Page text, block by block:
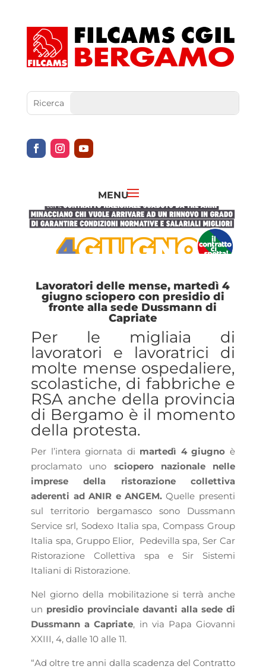
Lavoratori delle mense, martedì 4
giugno sciopero con presidio di
fronte alla sede Dussmann di
Capriate
Per le migliaia di
lavoratori e lavoratrici di
molte mense ospedaliere,
scolastiche, di fabbriche e
RSA anche della provincia
di Bergamo è il momento
della protesta.
Per l’intera giornata di martedì 4 giugno è
proclamato uno sciopero nazionale
nelle
imprese della
ristorazione collettiva
aderenti ad ANIR e ANGEM.Quelle presenti
sul territorio bergamasco sono Dussmann
Service srl, Sodexo Italia spa, Compass Group
Italia spa, Gruppo Elior, Pedevilla spa, Ser Car
Ristorazione Collettiva spa e Sir Sistemi
Italiani di Ristorazione.
Nel giorno della mobilitazione si terrà anche
un presidio provinciale davanti alla sede di
Dussmann a Capriate, in via Papa Giovanni
XXIII, 4, dalle 10 alle 11.
“Ad oltre tre anni dalla scadenza del Contratto